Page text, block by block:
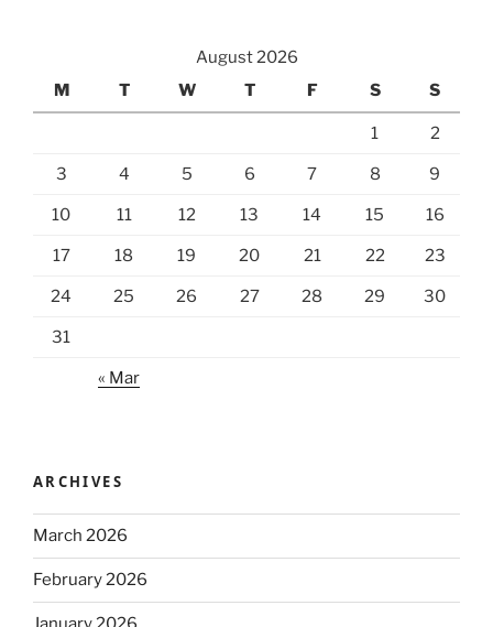
August 2026
M
T W T F S S
1 2
3 4 5 6 7 8 9
10 11 12 13 14 15 16
17 18 19 20 21 22 23
24 25 26 27 28 29 30
31
« Mar
ARCHIVES
March 2026
February 2026